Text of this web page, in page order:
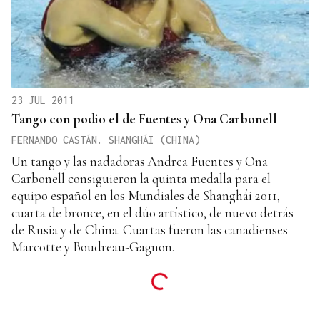
23 JUL 2011
Tango con podio el de Fuentes y Ona Carbonell
FERNANDO CASTÁN. SHANGHÁI (CHINA)
Un tango y las nadadoras Andrea Fuentes y Ona
Carbonell consiguieron la quinta medalla para el
equipo español en los Mundiales de Shanghái 2011,
cuarta de bronce, en el dúo artístico, de nuevo detrás
de Rusia y de China. Cuartas fueron las canadienses
Marcotte y Boudreau-Gagnon.